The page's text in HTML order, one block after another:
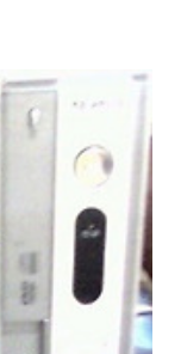
하고 집으로 돌아
게되어 이렇게
합니다.. 그리고 앞
분들께 도움을
하더라도 컴맹의
니다. 하지만 소